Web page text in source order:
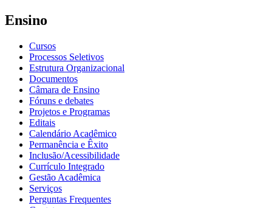
Ensino
Cursos
Processos Seletivos
Estrutura Organizacional
Documentos
Câmara de Ensino
Fóruns e debates
Projetos e Programas
Editais
Calendário Acadêmico
Permanência e Êxito
Inclusão/Acessibilidade
Currículo Integrado
Gestão Acadêmica
Serviços
Perguntas Frequentes